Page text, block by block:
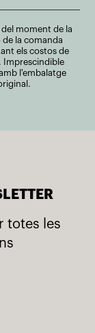
del moment de la
de la comanda
els costos de
Imprescindible
l'embalatge
totes les